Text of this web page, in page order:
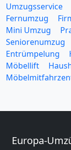
Umzugsservice
Fernumzug
Mini Umzug
Seniorenumzug
Entrümpelung
Möbellift
Europa-